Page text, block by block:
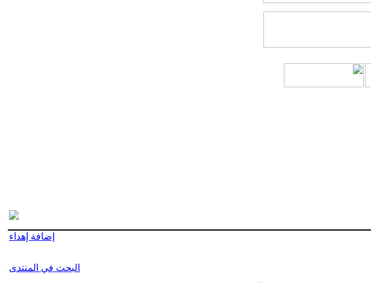
إضافة إهداء
البحث في المنتدى